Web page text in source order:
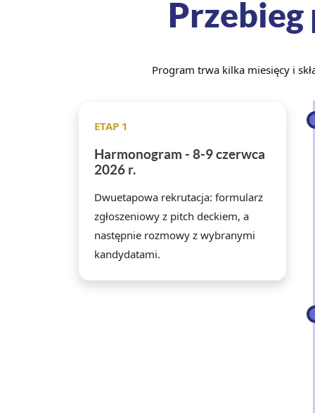
Program trwa kilka miesięcy i
ETAP 1
Harmonogram - 8-9 czerwca
2026 r.
Dwuetapowa rekrutacja: formularz
zgłoszeniowy z pitch deckiem, a
następnie rozmowy z wybranymi
kandydatami.